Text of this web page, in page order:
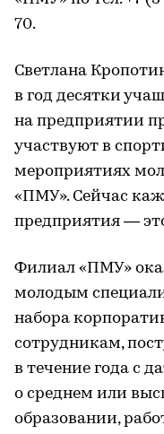
70.
Светлана
в год десятки
на предприятии
участвуют в
мероприятиях
«ПМУ». Сейчас
предприятия —
Филиал «ПМУ»
молодым
набора
сотрудникам,
в течение года с
о среднем или
образовании,